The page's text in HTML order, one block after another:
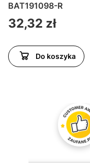
BAT191098-R
Cena
32,32 zł
Do koszyka